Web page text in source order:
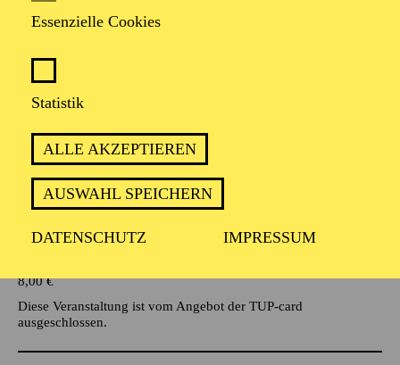
Essenzielle Cookies
Statistik
ALLE AKZEPTIEREN
AUSWAHL SPEICHERN
DATENSCHUTZ IMPRESSUM
05.09.2026
Grillo-Theater
BLICK AUF DEN IRAN –
STIMMEN ZUR AKTUELLEN
LAGE
Veranstalter: Eine Kooperationsveranstaltung mit der Stadt
Essen
8,00€
Diese Veranstaltung ist vom Angebot der TUP-card
ausgeschlossen.